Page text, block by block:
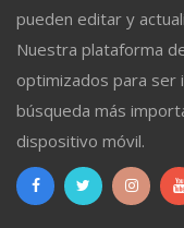
pueden editar y
Nuestra plataforma
optimizados para
búsqueda más
dispositivo móvil.